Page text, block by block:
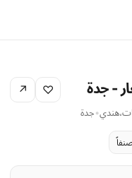
- جدة
،هندي•جدة
♡
↗